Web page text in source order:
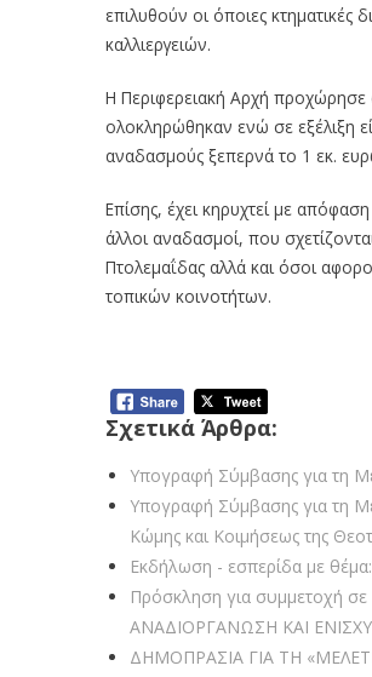
επιλυθούν οι όποιες
καλλιεργειών.
Η Περιφερειακή Αρχή
ολοκληρώθηκαν ενώ σε εξέλιξη
αναδασμούς ξεπερνά το 1 εκ.
Επίσης, έχει κηρυχτεί με
άλλοι αναδασμοί, που
Πτολεμαΐδας αλλά και όσοι
τοπικών κοινοτήτων.
Σχετικά Άρθρα:
Υπογραφή Σύμβασης για τη
Υπογραφή Σύμβασης για τη
Κώμης και Κοιμήσεως της
Εκδήλωση - εσπερίδα με
Πρόσκληση για συμμετοχή
ΑΝΑΔΙΟΡΓΑΝΩΣΗ ΚΑΙ
ΔΗΜΟΠΡΑΣΙΑ ΓΙΑ ΤΗ